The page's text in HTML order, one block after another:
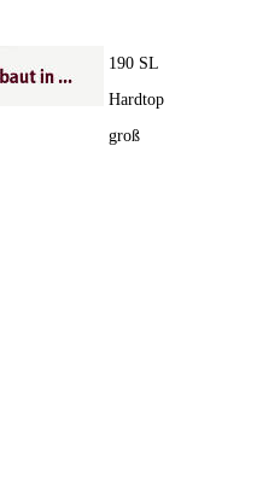
190 SL
Hardtop
groß